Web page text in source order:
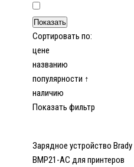
Сортировать по:
цене
названию
популярности ↑
наличию
Показать фильтр
Зарядное устройство Brady
BMP21-AC для принтеров